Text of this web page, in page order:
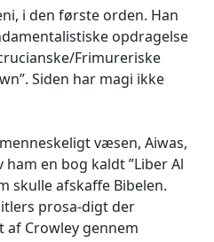
i den første orden. Han
opdragelse
Frimureriske
Siden har magi ikke
væsen, Aiwas,
en bog kaldt ”Liber Al
skulle afskaffe Bibelen.
prosa-digt der
Crowley gennem